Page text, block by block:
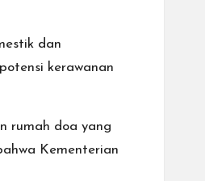
dan
kerawanan
rumah doa yang
Kementerian